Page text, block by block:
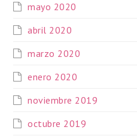
mayo 2020
abril 2020
marzo 2020
enero 2020
noviembre 2019
octubre 2019